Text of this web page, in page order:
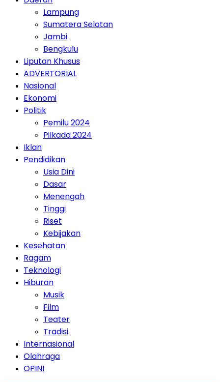
Lampung
Sumatera Selatan
Jambi
Bengkulu
Liputan Khusus
ADVERTORIAL
Nasional
Ekonomi
Politik
Pemilu 2024
Pilkada 2024
Iklan
Pendidikan
Usia Dini
Dasar
Menengah
Tinggi
Riset
Kebijakan
Kesehatan
Ragam
Teknologi
Hiburan
Musik
Film
Teater
Tradisi
Internasional
Olahraga
OPINI